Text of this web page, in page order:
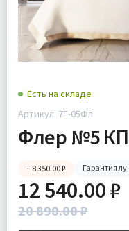
Есть на складе
Артикул: 7Е-05Фл
Флер №5
– 8 350.00 ₽ Гарантия
12 540.00 ₽
20 890.00 ₽